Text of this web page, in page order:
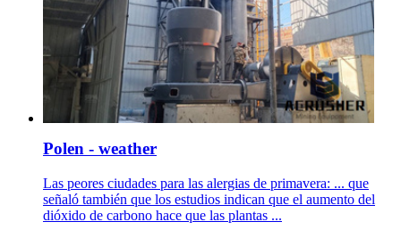
Polen - weather
Las peores ciudades para las alergias de primavera: ... que
señaló también que los estudios indican que el aumento del
dióxido de carbono hace que las plantas ...